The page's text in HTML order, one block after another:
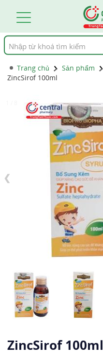
Tìm
kiếm
Trang chủ Sản phẩm
ZincSirof 100ml
❮
ZincSirof 100ml